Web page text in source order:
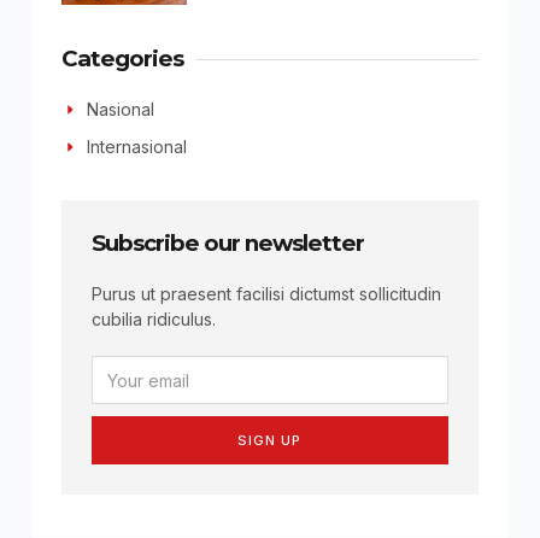
Categories
Nasional
Internasional
Subscribe our newsletter
Purus ut praesent facilisi dictumst sollicitudin
cubilia ridiculus.
SIGN UP